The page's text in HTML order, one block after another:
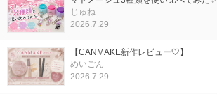
じゅね
2026.7.29
【CANMAKE新作レビュー🤍】
めいごん
2026.7.29